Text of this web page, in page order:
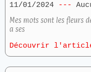
11/01/2024
Mes mots sont les fleurs
a ses
Découvrir